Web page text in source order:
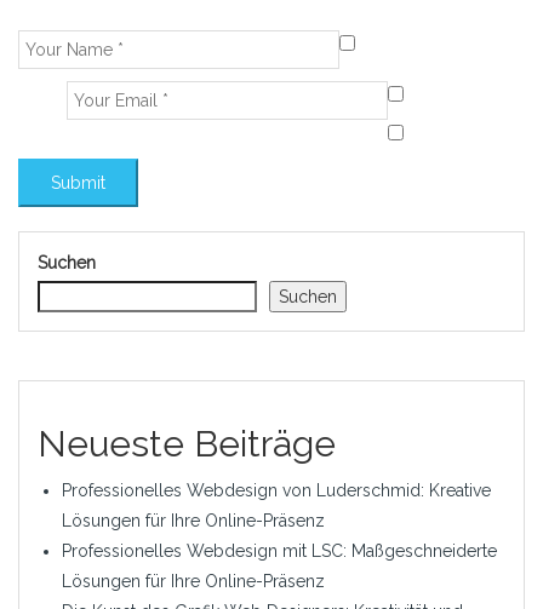
Suchen
Suchen
Neueste Beiträge
Professionelles Webdesign von Luderschmid: Kreative
Lösungen für Ihre Online-Präsenz
Professionelles Webdesign mit LSC: Maßgeschneiderte
Lösungen für Ihre Online-Präsenz